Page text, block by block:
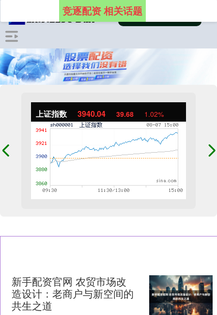
上证指数 3940.04 39.68 1.02%
竞逐配资 相关话题
新手配资官网 农贸市场改
造设计：老商户与新空间的
共生之道